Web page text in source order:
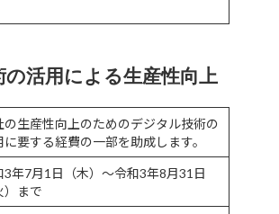
活用による生産性向上
の生産性向上のためのデジタル技術の
に要する経費の一部を助成します。
3年7月1日（木）～令和3年8月31日
）まで